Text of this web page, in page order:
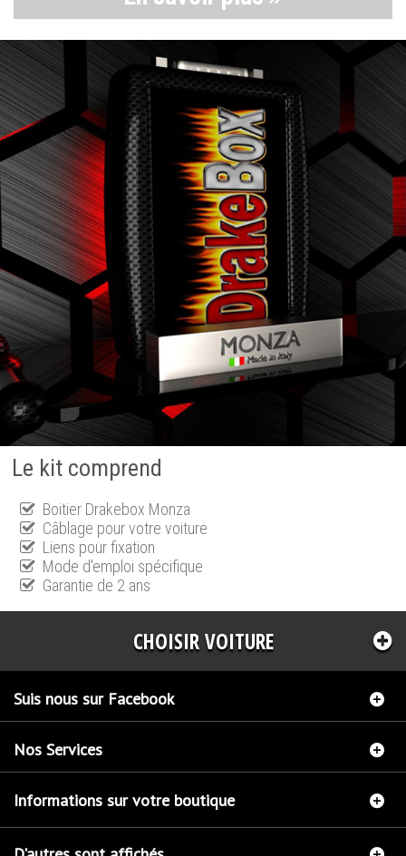
Le kit comprend
Boitier Drakebox Monza
Câblage pour votre voiture
Liens pour fixation
Mode d'emploi spécifique
Garantie de 2 ans
CHOISIR VOITURE
Suis nous sur Facebook
Nos Services
Informations sur votre boutique